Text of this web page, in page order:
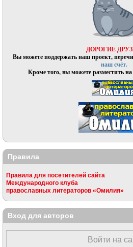
ДОРОГИЕ
Вы можете поддержать наш проект,
наш счёт.
Кроме того, вы можете разместить на
Правила
Правила для посетителей сайта
Международного клуба
православных литераторов «Омилия»
Вход для авторов
Войти на